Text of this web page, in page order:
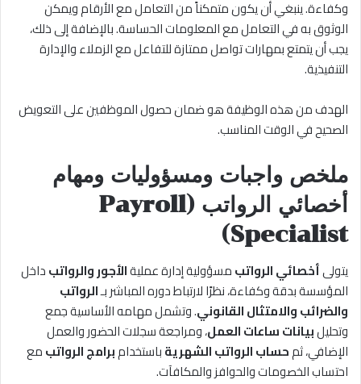
وكفاءة. ينبغي أن يكون متمكناً من التعامل مع الأرقام ويمكن
الوثوق به في التعامل مع المعلومات الحساسة. بالإضافة إلى ذلك،
يجب أن يتمتع بمهارات تواصل ممتازة للتفاعل مع الزملاء والإدارة
التنفيذية.
الهدف من هذه الوظيفة هو ضمان حصول الموظفين على التعويض
الصحيح في الوقت المناسب.
ملخص واجبات ومسؤوليات ومهام
أخصائي الرواتب (Payroll
Specialist)
يتولىأخصائي الرواتبمسؤولية إدارة عمليةالأجور والرواتبداخل
المؤسسة بدقة وكفاءة، نظرًا لارتباط دوره المباشر بـالرواتب
والضرائب والامتثال القانوني. وتشمل مهامه الأساسية جمع
وتحليلبيانات ساعات العمل، ومراجعة سجلات الحضور والعمل
الإضافي، ثمحساب الرواتب الشهريةباستخدامبرامج الرواتبمع
احتساب الخصومات والحوافز والمكافآت.